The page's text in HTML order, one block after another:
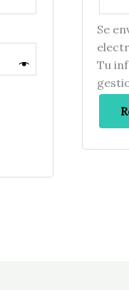
Se
Tu